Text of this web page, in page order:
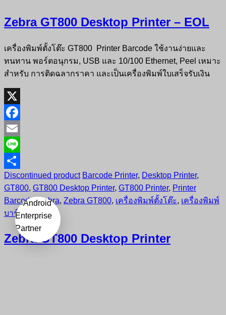
Zebra GT800 Desktop Printer – EOL
เครื่องพิมพ์ตั้งโต๊ะ GT800 Printer Barcode ใช้งานง่ายและ
ทนทาน พอร์ตอนุกรม, USB และ 10/100 Ethernet, Peel เหมาะ
สำหรับ การติดฉลากราคา และเป็นเครื่องพิมพ์ใบเสร็จรับเงิน
X
Facebook
Email
Line
Share
Discontinued product Barcode Printer, Desktop Printer,
GT800, GT800 Desktop Printer, GT800 Printer, Printer
Barcode,Zebra, Zebra GT800, เครื่องพิมพ์ตั้งโต๊ะ, เครื่องพิมพ์
บาร์โค้ด
Zebra GT800 Desktop Printer